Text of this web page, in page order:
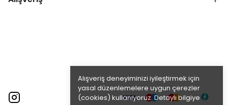
Alışveriş deneyiminizi iyileştirmek için
yasal düzenlemelere uygun çerezler
(cookies) kullanıyoruz. Detaylı bilgiye